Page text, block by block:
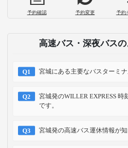
予約確認 予約変更 予約
高速バス・深夜バス
宮城にある主要なバスターミ
宮城発のWILLER EXPRESS
です。
宮城発の高速バス運休情報が知